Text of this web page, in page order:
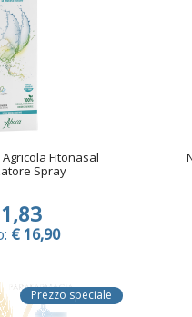
Fitonasal
Spray
€ 16,90
Prezzo speciale